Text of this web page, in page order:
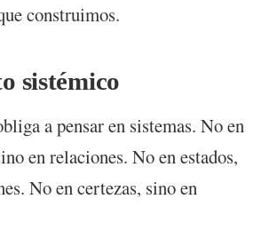
construimos.
sistémico
a pensar en sistemas. No en
en relaciones. No en estados,
No en certezas, sino en